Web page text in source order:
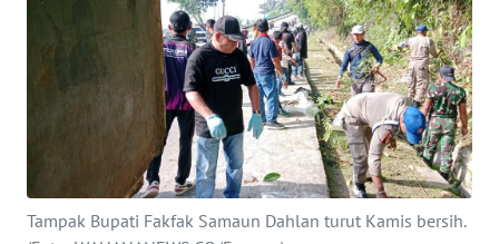
Tampak Bupati Fakfak Samaun Dahlan turut Kamis bersih.
INDEKS